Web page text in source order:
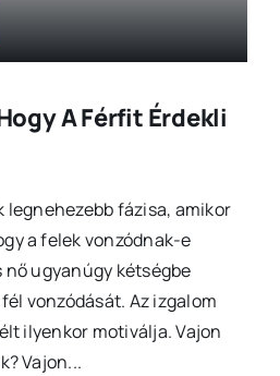
A Férfit Érdekli
legnehezebb fázisa, amikor
a felek vonzódnak-e
nő ugyanúgy kétségbe
vonzódását. Az izgalom
ilyenkor motiválja. Vajon
Vajon...